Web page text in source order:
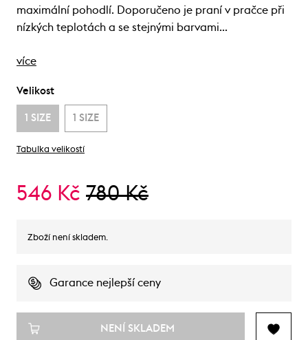
maximální pohodlí. Doporučeno je praní v pračce při
nízkých teplotách a se stejnými barvami…
více
Velikost
1 SIZE 1 SIZE
Tabulka velikostí
546 Kč 780 Kč
Zboží není skladem.
Garance nejlepší ceny
NENÍ SKLADEM